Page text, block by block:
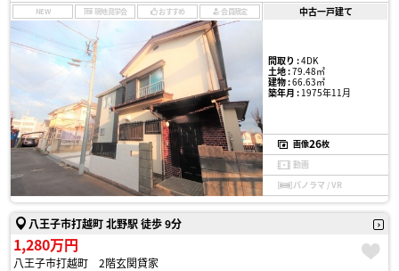
NEW 現地見学会 おすすめ 会員限定 中古一戸建て
間取り :4DK
土地 :79.48㎡
建物 :66.63㎡
築年月 :1975年11月
画像26枚
動画
パノラマ / VR
八王子市打越町 北野駅 徒歩 9分
1,280万円
八王子市打越町 2階玄関貸家